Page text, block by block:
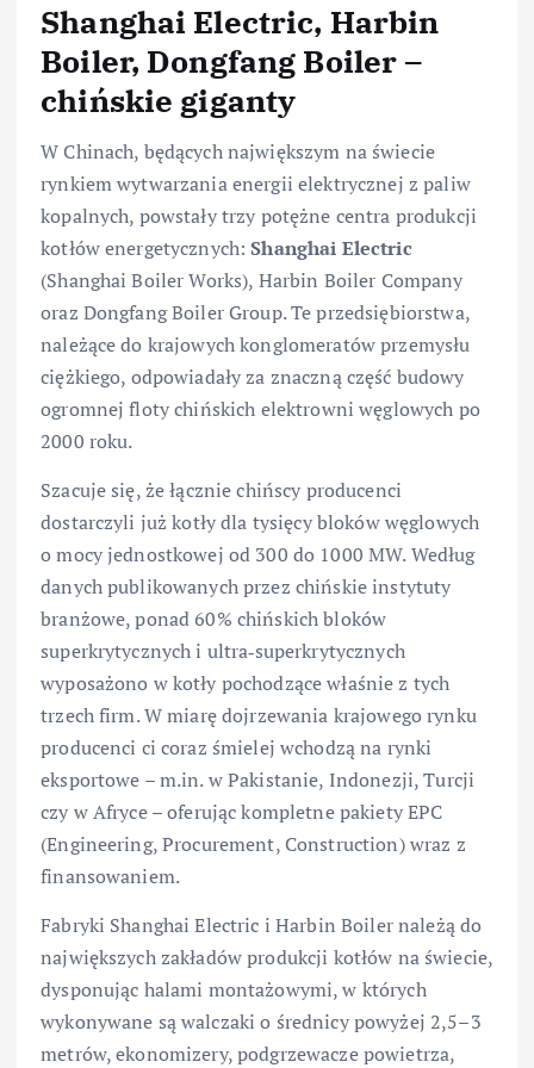
Shanghai Electric, Harbin
Boiler, Dongfang Boiler –
chińskie giganty
W Chinach, będących największym na świecie
rynkiem wytwarzania energii elektrycznej z paliw
kopalnych, powstały trzy potężne centra produkcji
kotłów energetycznych:Shanghai Electric
(Shanghai Boiler Works), Harbin Boiler Company
oraz Dongfang Boiler Group. Te przedsiębiorstwa,
należące do krajowych konglomeratów przemysłu
ciężkiego, odpowiadały za znaczną część budowy
ogromnej floty chińskich elektrowni węglowych po
2000 roku.
Szacuje się, że łącznie chińscy producenci
dostarczyli już kotły dla tysięcy bloków węglowych
o mocy jednostkowej od 300 do 1000 MW. Według
danych publikowanych przez chińskie instytuty
branżowe, ponad 60% chińskich bloków
superkrytycznych i ultra‑superkrytycznych
wyposażono w kotły pochodzące właśnie z tych
trzech firm. W miarę dojrzewania krajowego rynku
producenci ci coraz śmielej wchodzą na rynki
eksportowe – m.in. w Pakistanie, Indonezji, Turcji
czy w Afryce – oferując kompletne pakiety EPC
(Engineering, Procurement, Construction) wraz z
finansowaniem.
Fabryki Shanghai Electric i Harbin Boiler należą do
największych zakładów produkcji kotłów na świecie,
dysponując halami montażowymi, w których
wykonywane są walczaki o średnicy powyżej 2,5–3
metrów, ekonomizery, podgrzewacze powietrza,